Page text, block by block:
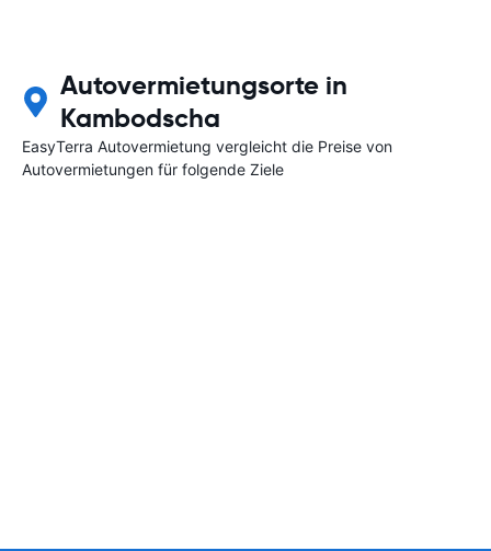
Autovermietungsorte in
Kambodscha
EasyTerra Autovermietung vergleicht die Preise von
Autovermietungen für folgende Ziele